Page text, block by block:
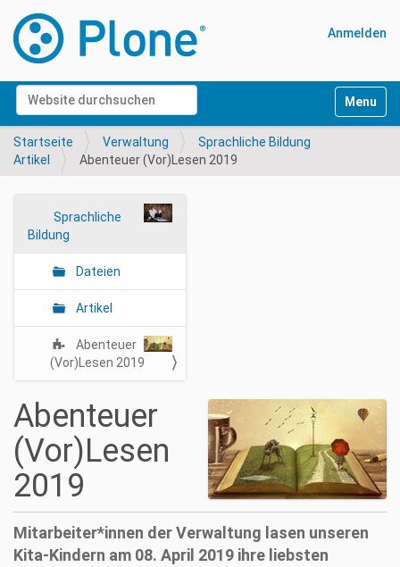
Website durchsuchen
Erweiterte Suche…
Anmelden
Startseite Verwaltung
Sprachliche Bildung
Artikel
Abenteuer (Vor)Lesen 2019
a
a
n
Sprachliche
Bildung
Dateien
Artikel
Abenteuer
(Vor)Lesen 2019
Abenteuer
(Vor)Lesen
2019
Mitarbeiter*innen der Verwaltung lasen unseren
Kita-Kindern am 08. April 2019 ihre liebsten